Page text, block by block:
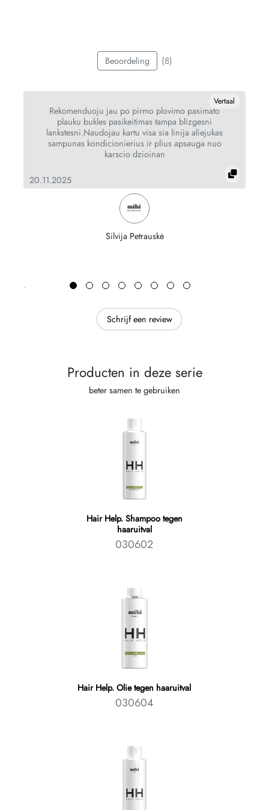
Beoordeling (8)
Vertaal
Rekomenduoju jau po pirmo plovimo pasimato
plauku bukles pasikeitimas tampa blizgesni
lankstesni.Naudojau kartu visa sia linija aliejukas
sampunas kondicionierius ir plius apsauga nuo
karscio dzioinan
20.11.2025
Silvija Petrauskė
Schrijf een review
Producten in deze serie
beter samen te gebruiken
Hair Help. Shampoo tegen
haaruitval
030602
Hair Help. Olie tegen haaruitval
030604